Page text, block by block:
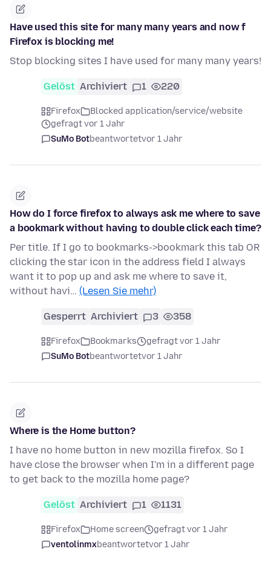
Have used this site for many many years and now f
Firefox is blocking me!
Stop blocking sites I have used for many many years!
Gelöst Archiviert 1 220
Firefox
Blocked application/service/website
gefragt vor 1 Jahr
SuMo Botbeantwortetvor 1 Jahr
How do I force firefox to always ask me where to save
a bookmark without having to double click each time?
Per title. If I go to bookmarks->bookmark this tab OR
clicking the star icon in the address field I always
want it to pop up and ask me where to save it,
without havi… (Lesen Sie mehr)
Gesperrt Archiviert 3 358
Firefox Bookmarks
gefragt vor 1 Jahr
SuMo Botbeantwortetvor 1 Jahr
Where is the Home button?
I have no home button in new mozilla firefox. So I
have close the browser when I'm in a different page
to get back to the mozilla home page?
Gelöst Archiviert 1 1131
Firefox Home screen
gefragt vor 1 Jahr
ventolinmxbeantwortetvor 1 Jahr